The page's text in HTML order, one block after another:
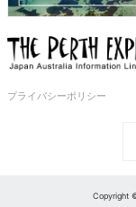
プライバシーポリシー
Copyright